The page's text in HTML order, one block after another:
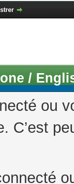
/
ou
C’est